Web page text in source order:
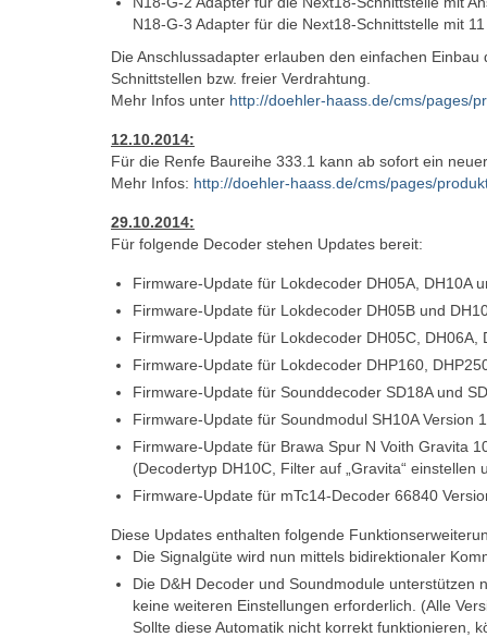
N18-G-3 Adapter für die Next18-Schnittstelle mit
Die Anschlussadapter erlauben den einfachen
Schnittstellen bzw. freier Verdrahtung.
Mehr Infos unter http://doehler-haass.de/cms/pages/
12.10.2014:
Für die Renfe Baureihe 333.1 kann ab sofort ein
Mehr Infos: http://doehler-haass.de/cms/pages/
29.10.2014:
Für folgende Decoder stehen Updates bereit:
Firmware-Update für Lokdecoder DH05A, DH10A
Firmware-Update für Lokdecoder DH05B und
Firmware-Update für Lokdecoder DH05C, DH06A,
Firmware-Update für Lokdecoder DHP160,
Firmware-Update für Sounddecoder SD18A und
Firmware-Update für Soundmodul SH10A Version
Firmware-Update für Brawa Spur N Voith Gravita
(Decodertyp DH10C, Filter auf „Gravita“
Firmware-Update für mTc14-Decoder 66840
Diese Updates enthalten folgende
Die Signalgüte wird nun mittels bidirektionaler
Die D&H Decoder und Soundmodule unterstützen
keine weiteren Einstellungen erforderlich. (Alle
Sollte diese Automatik nicht korrekt funktionieren,